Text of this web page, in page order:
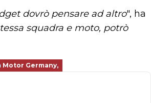
dovrò pensare ad altro", ha
squadra e moto, potrò
Motor Germany,